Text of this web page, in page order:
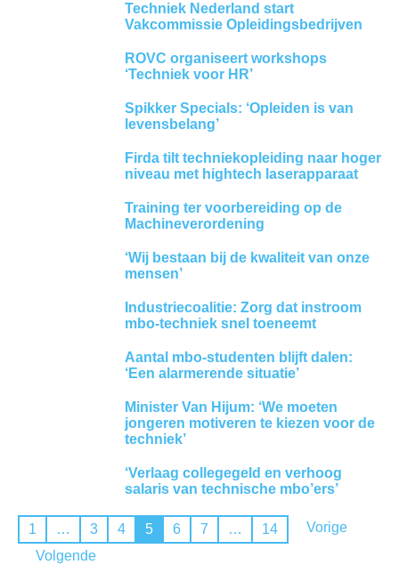
Techniek Nederland start
Vakcommissie Opleidingsbedrijven
ROVC organiseert workshops
‘Techniek voor HR’
Spikker Specials: ‘Opleiden is van
levensbelang’
Firda tilt techniekopleiding naar hoger
niveau met hightech laserapparaat
Training ter voorbereiding op de
Machineverordening
‘Wij bestaan bij de kwaliteit van onze
mensen’
Industriecoalitie: Zorg dat instroom
mbo-techniek snel toeneemt
Aantal mbo-studenten blijft dalen:
‘Een alarmerende situatie’
Minister Van Hijum: ‘We moeten
jongeren motiveren te kiezen voor de
techniek’
‘Verlaag collegegeld en verhoog
salaris van technische mbo’ers’
Vorige
1 … 3 4 5 6 7 …
14
Volgende